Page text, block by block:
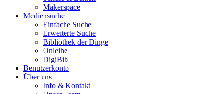
Makerspace
Mediensuche
Einfache Suche
Erweiterte Suche
Bibliothek der Dinge
Onleihe
DigiBib
Benutzerkonto
Über uns
Info & Kontakt